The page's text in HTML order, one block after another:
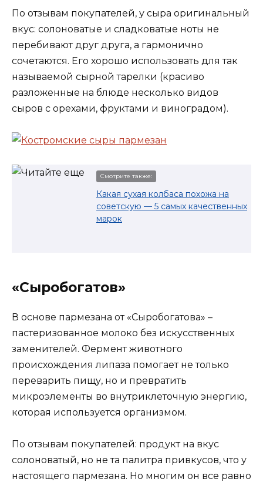
По отзывам покупателей, у сыра оригинальный
вкус: солоноватые и сладковатые ноты не
перебивают друг друга, а гармонично
сочетаются. Его хорошо использовать для так
называемой сырной тарелки (красиво
разложенные на блюде несколько видов
сыров с орехами, фруктами и виноградом).
Смотрите также:
Какая сухая колбаса похожа на
советскую — 5 самых качественных
марок
«Сыробогатов»
В основе пармезана от «Сыробогатова» –
пастеризованное молоко без искусственных
заменителей. Фермент животного
происхождения липаза помогает не только
переварить пищу, но и превратить
микроэлементы во внутриклеточную энергию,
которая используется организмом.
По отзывам покупателей: продукт на вкус
солоноватый, но не та палитра привкусов, что у
настоящего пармезана. Но многим он все равно